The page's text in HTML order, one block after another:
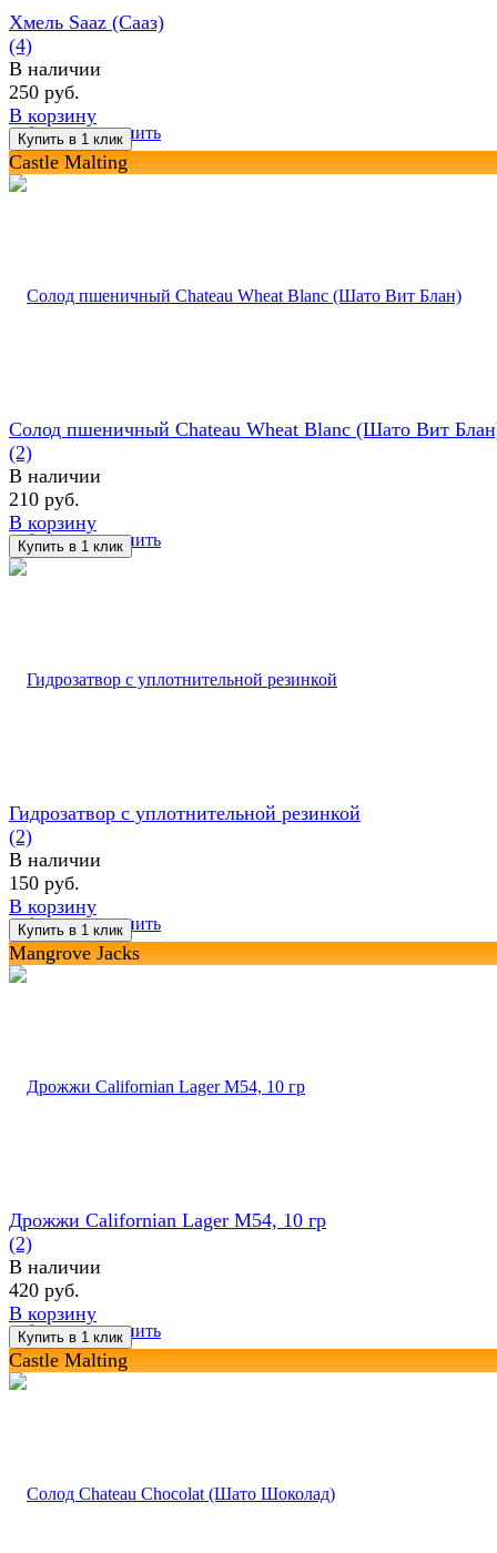
избранное сравнить
Хмель Saaz (Сааз)
(4)
В наличии
250 руб.
В корзину
Castle Malting
избранное сравнить
Солод пшеничный Chateau Wheat Blanc (Шато Вит
(2)
В наличии
210 руб.
В корзину
избранное сравнить
Гидрозатвор с уплотнительной резинкой
(2)
В наличии
150 руб.
В корзину
Mangrove Jacks
избранное сравнить
Дрожжи Californian Lager M54, 10 гр
(2)
В наличии
420 руб.
В корзину
Castle Malting